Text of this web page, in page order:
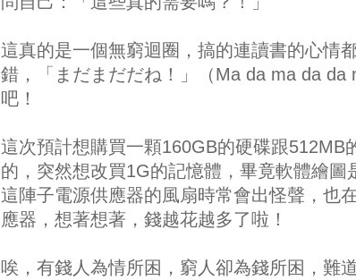
這真的是一個無窮迴圈，搞的連讀書的心情
錯，「まだまだだね！」（Ma da ma da
吧！
這次預計想購買一顆160GB的硬碟跟512MB
的，突然想改買1G的記憶體，畢竟軟體繪
這陣子電源供應器的風扇時常會出怪聲，也
應器，想著想著，錢越花越多了啦！
唉，有錢人為情所困，窮人卻為錢所困，難